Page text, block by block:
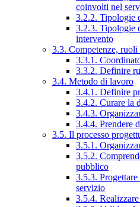
coinvolti nel
3.2.2. Tipologie
3.2.3. Tipologie
intervento
3.3. Competenze,
3.3.1.
3.3.2. Definire
3.4. Metodo di lavoro
3.4.1. Definire
3.4.2. Curare la
3.4.3.
3.4.4. Prendere
3.5. Il processo
3.5.1.
3.5.2.
pubblico
3.5.3.
servizio
3.5.4.